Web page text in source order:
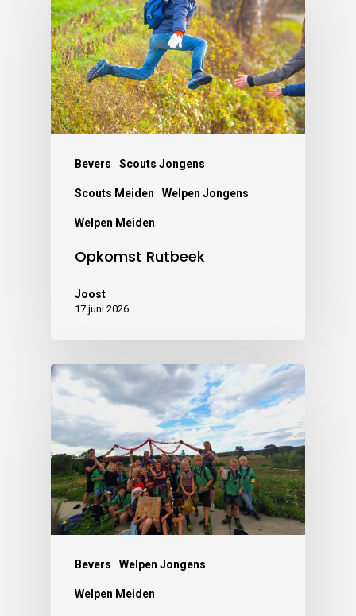
Bevers Scouts Jongens
Scouts Meiden Welpen Jongens
Welpen Meiden
Opkomst Rutbeek
Joost
17 juni 2026
Bevers Welpen Jongens
Welpen Meiden